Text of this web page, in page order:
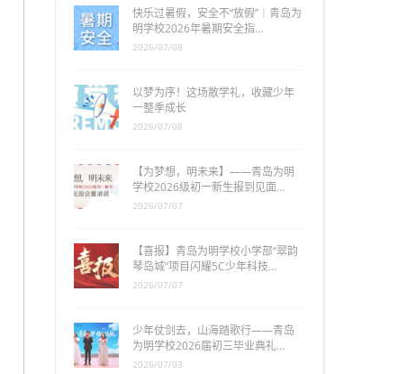
快乐过暑假，安全不“放假”｜青岛为
明学校2026年暑期安全指…
2026/07/08
以梦为序！这场散学礼，收藏少年
一整季成长
2026/07/08
【为梦想，明未来】——青岛为明
学校2026级初一新生报到见面…
2026/07/07
【喜报】青岛为明学校小学部“翠韵
琴岛城”项目闪耀5C少年科技…
2026/07/07
少年仗剑去，山海踏歌行——青岛
为明学校2026届初三毕业典礼…
2026/07/03